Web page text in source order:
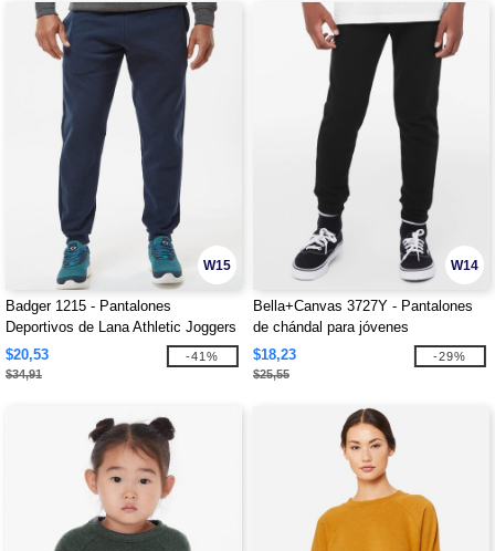
W15
Badger 1215 - Pantalones
Deportivos de Lana Athletic Joggers
$20,53
$34,91
-41%
W14
Bella+Canvas 3727Y - Pantalones
de chándal para jóvenes
$18,23
$25,55
-29%